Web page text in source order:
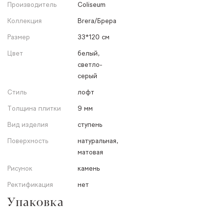
Производитель
Coliseum
Коллекция
Brera/Брера
Размер
33*120 см
Цвет
белый,
светло-
серый
Стиль
лофт
Толщина плитки
9 мм
Вид изделия
ступень
Поверхность
натуральная,
матовая
Рисунок
камень
Ректификация
нет
Упаковка